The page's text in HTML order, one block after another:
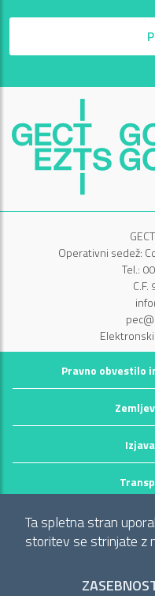
Ta spletna stran
storitev se strinjate z
Operativni sedež:
Tel.:
Elektronski
Pravno obvestilo
©2026
Realizzato da
"Območje občin: Comune